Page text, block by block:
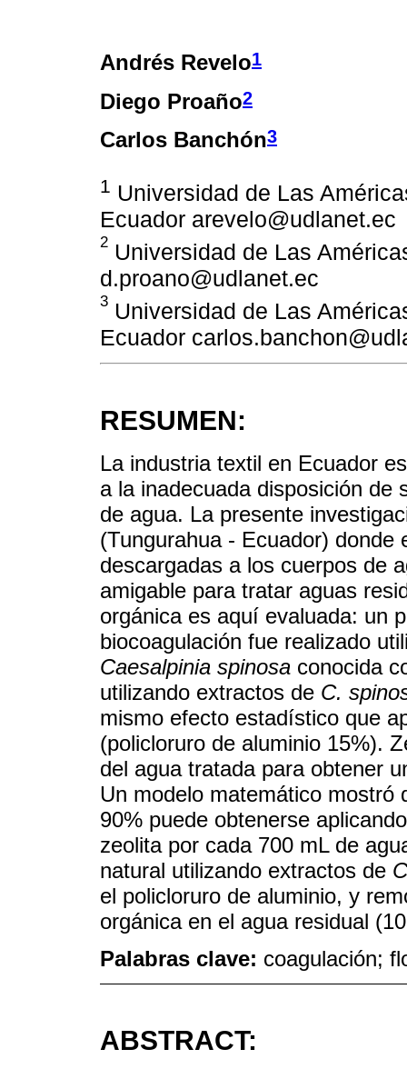
Andrés Revelo1
Diego Proaño2
Carlos Banchón3
1 Universidad de Las
Ecuador arevelo@udlanet.ec
2 Universidad de Las
d.proano@udlanet.ec
3 Universidad de Las
Ecuador
RESUMEN:
La industria textil en Ecuador
a la inadecuada disposición de
de agua. La presente
(Tungurahua - Ecuador) donde
descargadas a los cuerpos de
amigable para tratar aguas
orgánica es aquí evaluada: un
biocoagulación fue realizado
Caesalpinia spinosa conocida
utilizando extractos de C.
mismo efecto estadístico que
(policloruro de aluminio 15%).
del agua tratada para obtener
Un modelo matemático mostró
90% puede obtenerse
zeolita por cada 700 mL de
natural utilizando extractos de
el policloruro de aluminio, y
orgánica en el agua residual
Palabras clave: coagulación;
ABSTRACT: